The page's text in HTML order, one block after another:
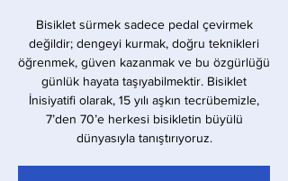
Bisiklet sürmek sadece pedal çevirmek
değildir; dengeyi kurmak, doğru teknikleri
öğrenmek, güven kazanmak ve bu özgürlüğü
günlük hayata taşıyabilmektir. Bisiklet
İnisiyatifi olarak, 15 yılı aşkın tecrübemizle,
7’den 70’e herkesi bisikletin büyülü
dünyasıyla tanıştırıyoruz.